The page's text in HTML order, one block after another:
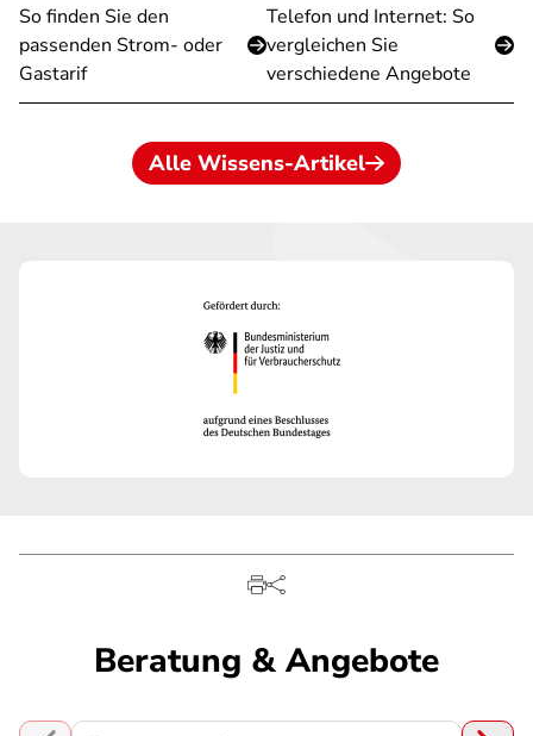
So finden Sie den
passenden Strom- oder
Gastarif
Telefon und Internet: So
vergleichen Sie
verschiedene Angebote
Alle Wissens-Artikel
Beratung & Angebote